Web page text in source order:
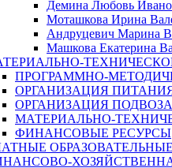
Демина Любовь
Моташкова Ирина
Андруцевич Марина
Машкова Екатерина
ПРОГРАММНО-
ОРГАНИЗАЦИЯ
ОРГАНИЗАЦИЯ ПОДВОЗА
МАТЕРИАЛЬНО-
ФИНАНСОВЫЕ РЕСУРСЫ